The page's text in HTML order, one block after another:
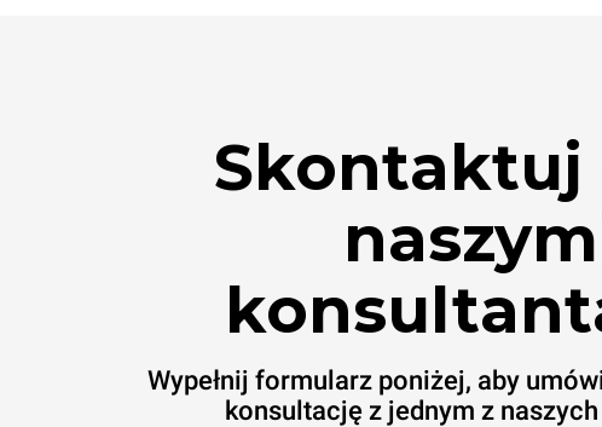
Skontaktuj
Wypełnij formularz poniżej, aby
konsultację z jednym z